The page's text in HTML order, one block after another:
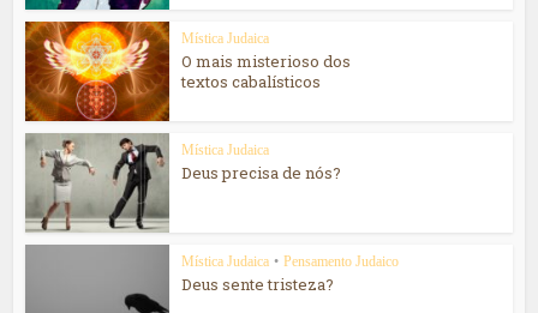
Mística Judaica
O mais misterioso dos
textos cabalísticos
Mística Judaica
Deus precisa de nós?
Mística Judaica • Pensamento Judaico
Deus sente tristeza?